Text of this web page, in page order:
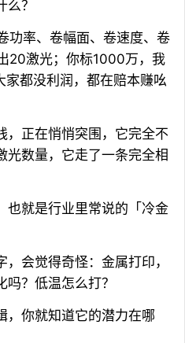
？
功率、卷幅面、卷速度、卷
20激光；你标1000万，我
都没利润，都在赔本赚吆
，正在悄悄突围，它完全不
光数量，它走了一条完全相
也就是行业里常说的「冷金
会觉得奇怪：金属打印，
？低温怎么打？
，你就知道它的潜力在哪